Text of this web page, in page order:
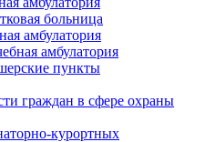
больница
амбулатория
амбулатория
пункты
граждан в сфере охраны
курортных